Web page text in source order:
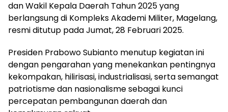
dan Wakil Kepala Daerah Tahun 2025 yang
berlangsung di Kompleks Akademi Militer, Magelang,
resmi ditutup pada Jumat, 28 Februari 2025.
Presiden Prabowo Subianto menutup kegiatan ini
dengan pengarahan yang menekankan pentingnya
kekompakan, hilirisasi, industrialisasi, serta semangat
patriotisme dan nasionalisme sebagai kunci
percepatan pembangunan daerah dan